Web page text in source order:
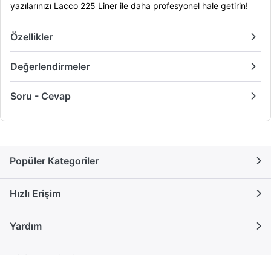
yazılarınızı Lacco 225 Liner ile daha profesyonel hale getirin!
Özellikler
Değerlendirmeler
Soru - Cevap
Popüler Kategoriler
Hızlı Erişim
Yardım